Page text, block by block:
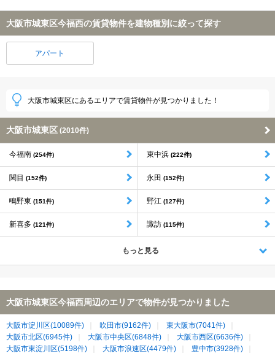
大阪市城東区今福西の賃貸物件を建物種別に絞って探す
アパート
大阪市城東区にあるエリアで賃貸物件が見つかりました！
大阪市城東区 (2010件)
今福南 (254件) 東中浜 (222件)
関目 (152件) 永田 (152件)
鴫野東 (151件) 野江 (127件)
新喜多 (121件) 諏訪 (115件)
もっと見る
大阪市城東区今福西周辺のエリアで物件が見つかりました
大阪市淀川区(10089件) 吹田市(9162件)
東大阪市(7041件)
大阪市北区(6945件)
大阪市中央区(6848件)
大阪市西区(6636件)
大阪市東淀川区(5198件)
大阪市浪速区(4479件)
豊中市(3928件)